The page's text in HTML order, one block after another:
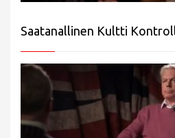
Saatanallinen Kultti